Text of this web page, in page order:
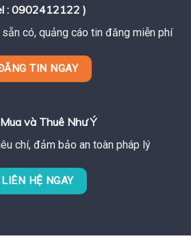
: 0902412122 )
có, quảng cáo tin đăng miễn phí
TIN NGAY
và Thuê Như Ý
chí, đảm bảo an toàn pháp lý
LIÊN HỆ NGAY